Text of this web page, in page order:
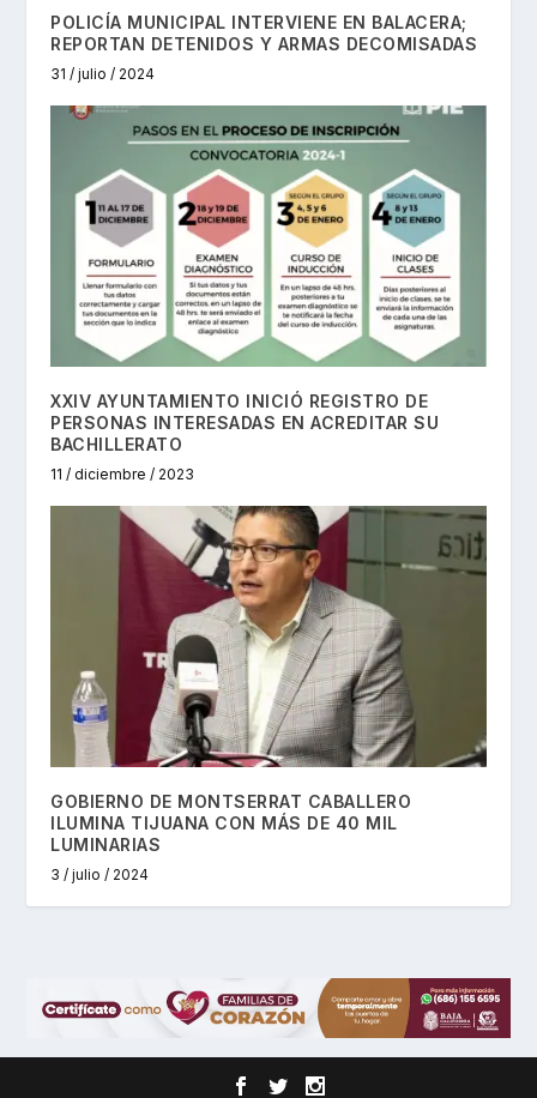
POLICÍA MUNICIPAL INTERVIENE EN BALACERA;
REPORTAN DETENIDOS Y ARMAS DECOMISADAS
31 / julio / 2024
XXIV AYUNTAMIENTO INICIÓ REGISTRO DE
PERSONAS INTERESADAS EN ACREDITAR SU
BACHILLERATO
11 / diciembre / 2023
GOBIERNO DE MONTSERRAT CABALLERO
ILUMINA TIJUANA CON MÁS DE 40 MIL
LUMINARIAS
3 / julio / 2024